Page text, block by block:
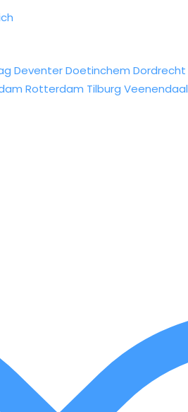
DeventerDoetinchem Dordrecht
Rotterdam Tilburg Veenendaal